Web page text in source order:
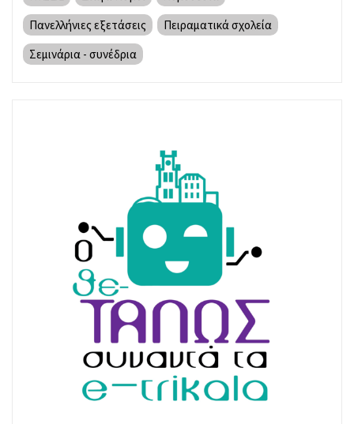
Πανελλήνιες εξετάσεις
Πειραματικά σχολεία
Σεμινάρια - συνέδρια